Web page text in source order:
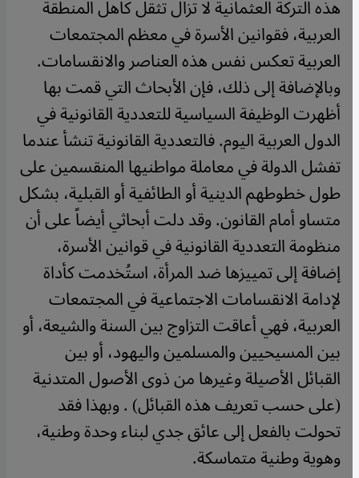
هذه التركة العثمانية لا تزال تثقل كاهل المنطقة
العربية، فقوانين الأسرة في معظم المجتمعات
العربية تعكس نفس هذه العناصر والانقسامات.
وبالإضافة إلى ذلك، فإن الأبحاث التي قمت بها
أظهرت الوظيفة السياسية للتعددية القانونية في
الدول العربية اليوم. فالتعددية القانونية تنشأ عندما
تفشل الدولة في معاملة مواطنيها المنقسمين على
طول خطوطهم الدينية أو الطائفية أو القبلية، بشكل
متساو أمام القانون. وقد دلت أبحاثي أيضاً على أن
منظومة التعددية القانونية في قوانين الأسرة،
إضافة إلى تمييزها ضد المرأة، استُخدمت كأداة
لإدامة الانقسامات الاجتماعية في المجتمعات
العربية، فهي أعاقت التزاوج بين السنة والشيعة، أو
بين المسيحيين والمسلمين واليهود، أو بين
القبائل الأصيلة وغيرها من ذوى الأصول المتدنية
(على حسب تعريف هذه القبائل) . وبهذا فقد
تحولت بالفعل إلى عائق جدي لبناء وحدة وطنية،
وهوية وطنية متماسكة.